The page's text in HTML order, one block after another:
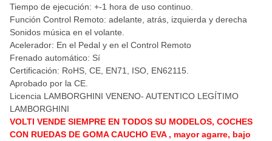
Tiempo de ejecución: +-1 hora de uso continuo.
Función Control Remoto: adelante, atrás, izquierda y derecha
Sonidos música en el volante.
Acelerador: En el Pedal y en el Control Remoto
Frenado automático: Sí
Certificación: RoHS, CE, EN71, ISO, EN62115.
Aprobado por la CE.
Licencia LAMBORGHINI VENENO- AUTENTICO LEGÍTIMO
LAMBORGHINI
VOLTI VENDE SIEMPRE EN TODOS SU MODELOS, COCHES
CON RUEDAS DE GOMA CAUCHO EVA , mayor agarre, bajo